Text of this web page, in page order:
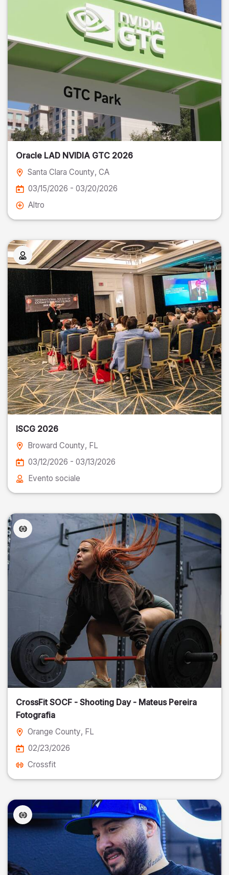
Oracle LAD NVIDIA GTC 2026
Santa Clara County, CA
03/15/2026 - 03/20/2026
Altro
ISCG 2026
Broward County, FL
03/12/2026 - 03/13/2026
Evento sociale
CrossFit SOCF - Shooting Day - Mateus Pereira
Fotografia
Orange County, FL
02/23/2026
Crossfit